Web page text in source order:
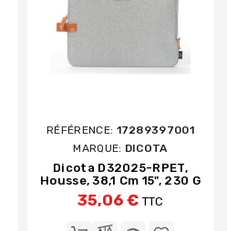
RÉFÉRENCE: 17289397001
MARQUE: DICOTA
Dicota D32025-RPET,
Housse, 38,1 Cm 15", 230 G
35,06 € TTC